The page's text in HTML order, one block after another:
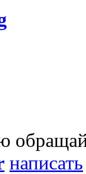
написать